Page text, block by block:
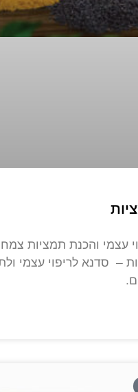
עצמי והכנת תמציות
– סדנא לריפוי עצמי